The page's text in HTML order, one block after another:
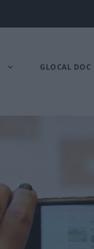
GLOCAL DOC